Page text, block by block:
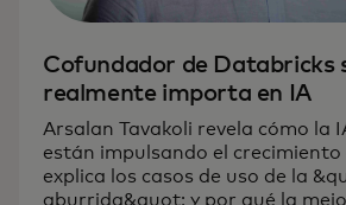
Cofundador de Databricks
realmente importa en IA
Arsalan Tavakoli revela cómo la
están impulsando el crecimiento
explica los casos de uso de la
aburrida&quot; y por qué la